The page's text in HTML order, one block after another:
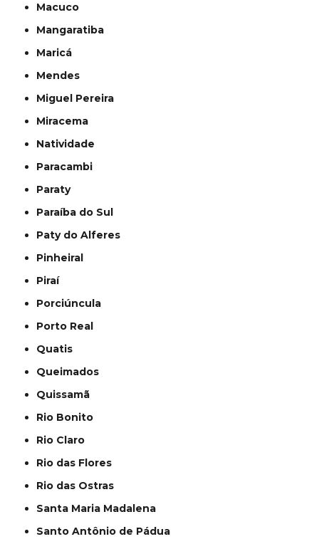
Macuco
Mangaratiba
Maricá
Mendes
Miguel Pereira
Miracema
Natividade
Paracambi
Paraty
Paraíba do Sul
Paty do Alferes
Pinheiral
Piraí
Porciúncula
Porto Real
Quatis
Queimados
Quissamã
Rio Bonito
Rio Claro
Rio das Flores
Rio das Ostras
Santa Maria Madalena
Santo Antônio de Pádua